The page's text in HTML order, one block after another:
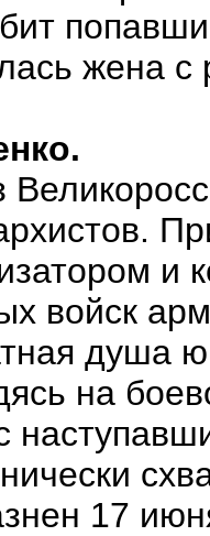
жена с
и
войск
душа
на
17